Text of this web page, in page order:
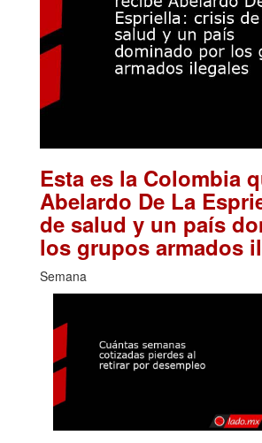
Esta es la Colombia
Abelardo De La
de salud y un país
los grupos armados
Semana